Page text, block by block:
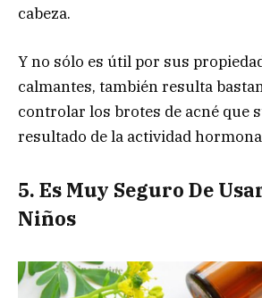
cabeza.
Y no sólo es útil por sus
calmantes, también resulta
controlar los brotes de acné que
resultado de la actividad
5. Es Muy Seguro De
Niños